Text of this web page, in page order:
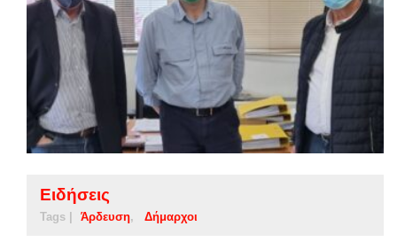
Ειδήσεις
Tags | Άρδευση Δήμαρχοι